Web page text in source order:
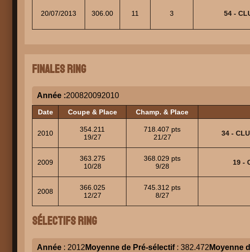
20/07/2013 306.00 11 3 54 -
Finales Ring
Année :200820092010
Date Coupe & Place Champ. & Place
2010
354.211
19/27
718.407 pts
21/27
34 -
2009
363.275
10/28
368.029 pts
9/28
19 -
2008
366.025
12/27
745.312 pts
8/27
Sélectifs Ring
Année : 2012 Moyenne de Pré-sélectif: 382.472 Moyenne